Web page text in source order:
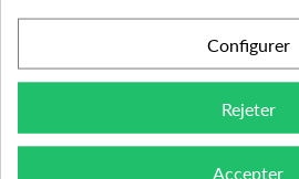
DESCRIPTION DU
Configurer
Rejeter
Accepter